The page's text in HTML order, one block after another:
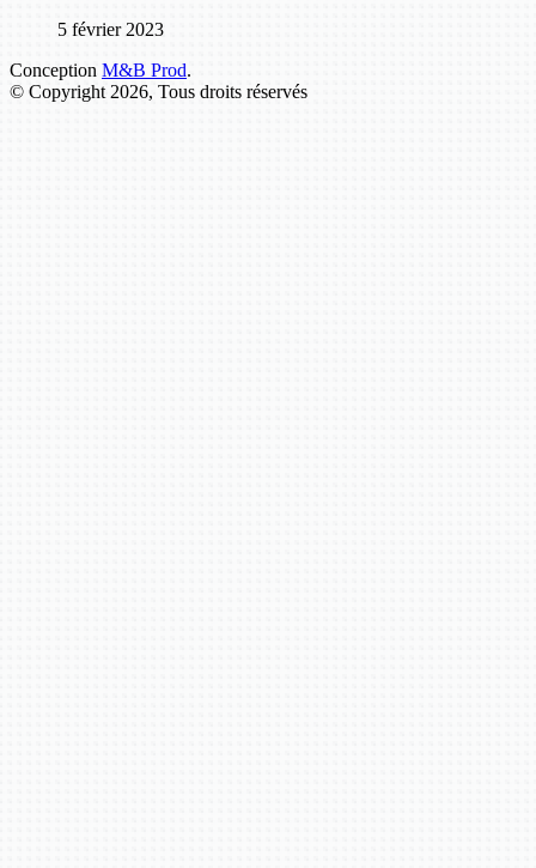
5 février 2023
Conception M&B Prod.
© Copyright 2026, Tous droits réservés